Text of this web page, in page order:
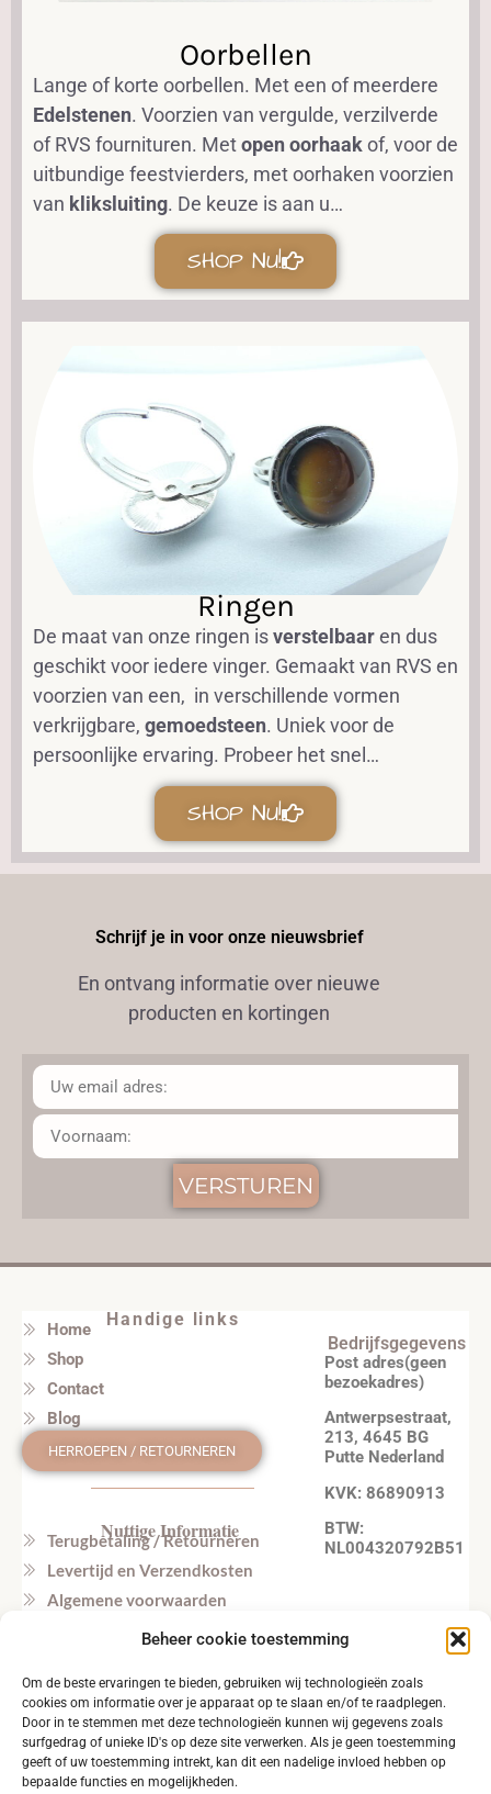
Beheer cookie toestemming
Om de beste ervaringen te bieden, gebruiken wij technologieën zoals
cookies om informatie over je apparaat op te slaan en/of te raadplegen.
Door in te stemmen met deze technologieën kunnen wij gegevens zoals
surfgedrag of unieke ID's op deze site verwerken. Als je geen toestemming
geeft of uw toestemming intrekt, kan dit een nadelige invloed hebben op
bepaalde functies en mogelijkheden.
Oorbellen
Lange of korte oorbellen. Met een of meerdere
Edelstenen. Voorzien van vergulde, verzilverde
of RVS fournituren. Metopen oorhaakof, voor de
uitbundige feestvierders, met oorhaken voorzien
van kliksluiting. De keuze is aan u…
SHOP NU!
Ringen
De maat van onze ringen isverstelbaaren dus
geschikt voor iedere vinger. Gemaakt van RVS en
voorzien van een, in verschillende vormen
verkrijgbare, gemoedsteen. Uniek voor de
persoonlijke ervaring. Probeer het snel…
SHOP NU!
Schrijf je in voor onze nieuwsbrief
En ontvang informatie over nieuwe
producten en kortingen
VERSTUREN
Handige links
Home
Shop
Contact
Blog
HERROEPEN / RETOURNEREN
Nuttige Informatie
Terugbetaling / Retourneren
Levertijd en Verzendkosten
Algemene voorwaarden
Privacy beleid
Tel. NL: +31164603172 (NL, EN)
Tel. BE: +32495219857 (NL, EN)
Bedrijfsgegevens
Post adres(geen
bezoekadres)
Antwerpsestraat,
213, 4645 BG
Putte Nederland
KVK: 86890913
BTW:
NL004320792B51